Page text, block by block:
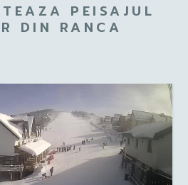
PEISAJUL
DIN RANCA